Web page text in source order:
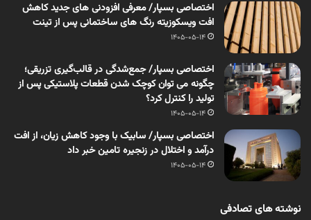
اختصاصی بسپار/ معرفی افزودنی های جدید کاهش
افت ویسکوزیته رنگ های ساختمانی پس از تینت
1405-05-14
اختصاصی بسپار/ جمع‌شدگی در قالب‌گیری تزریقی؛
چگونه می توان کوچک شدن قطعات پلاستیکی پس از
تولید را کنترل کرد؟
1405-05-14
اختصاصی بسپار/ سابیک با وجود کاهش زیان، از افت
درآمد و اختلال در زنجیره تامین خبر داد
1405-05-14
نوشته های تصادفی